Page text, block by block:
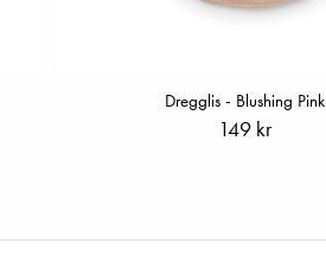
Dregglis - Blushing Pink
149 kr